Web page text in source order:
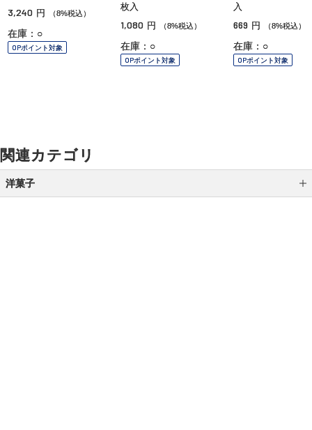
3,240 円 （8%税込）
在庫：○
OPポイント対象
枚入
1,080 円 （8%税込）
在庫：○
OPポイント対象
入
669 円 （8%税込）
在庫：○
OPポイント対象
関連カテゴリ
洋菓子